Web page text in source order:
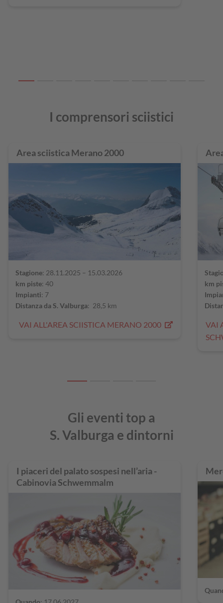
I comprensori sciistici
Area sciistica Merano 2000
Stagione: 28.11.2025 – 15.03.2026
km piste: 40
Impianti: 7
Distanza da S. Valburga: 28,5 km
VAI ALL'AREA SCIISTICA MERANO 2000
km
VAI
Gli eventi top a
S. Valburga e dintorni
I piaceri del palato sospesi nell’aria -
Cabinovia Schwemmalm